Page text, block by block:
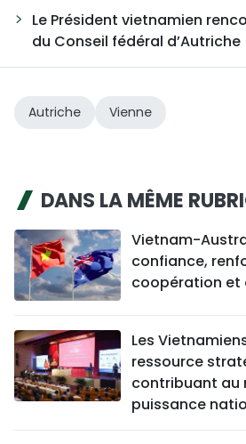
Le Président vietnamien
du Conseil fédéral d’Autriche
Autriche Vienne
DANS LA MÊME
Vietnam-
confiance,
coopération et
Les
ressource
contribuant au
puissance